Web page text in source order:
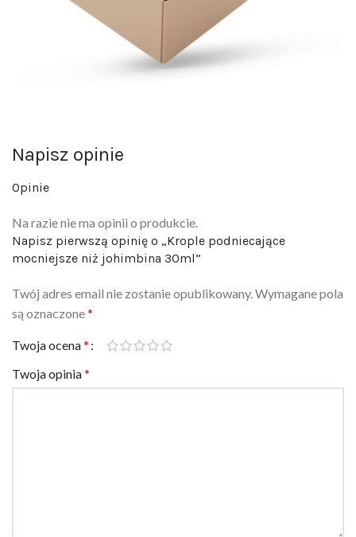
Napisz opinie
Opinie
Na razie nie ma opinii o produkcie.
Napisz pierwszą opinię o „Krople podniecające
mocniejsze niż johimbina 30ml”
Twój adres email nie zostanie opublikowany.
Wymagane pola
*
Twoja ocena
*
Twoja opinia
*